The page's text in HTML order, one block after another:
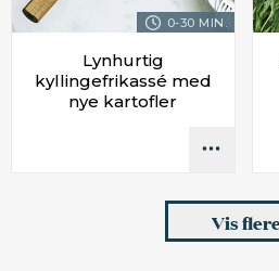
0-30 MIN.
Lynhurtig
kyllingefrikassé med
nye kartofler
Vis